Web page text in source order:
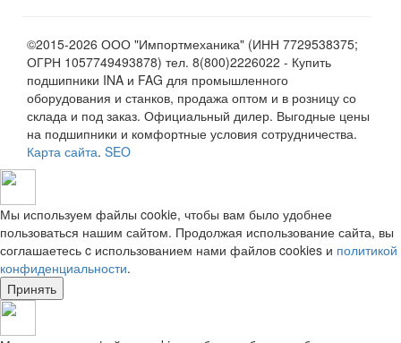
©2015-2026 ООО "Импортмеханика" (ИНН 7729538375;
ОГРН 1057749493878) тел. 8(800)2226022 - Купить
подшипники INA и FAG для промышленного
оборудования и станков, продажа оптом и в розницу со
склада и под заказ. Официальный дилер. Выгодные цены
на подшипники и комфортные условия сотрудничества.
Карта сайта. SEO
Мы используем файлы cookie, чтобы вам было удобнее
пользоваться нашим сайтом. Продолжая использование сайта, вы
соглашаетесь c использованием нами файлов cookies и политикой
конфиденциальности.
Принять